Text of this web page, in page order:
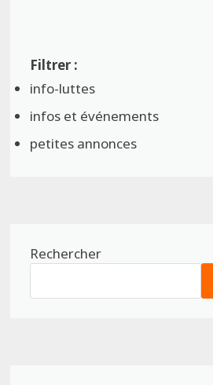
info-luttes
infos et événements
petites annonces
Rechercher